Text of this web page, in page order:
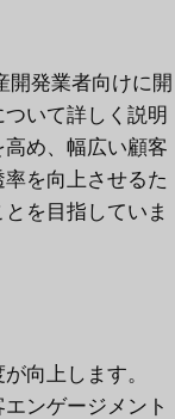
開発業者向けに開
いて詳しく説明
め、幅広い顧客
を向上させるた
を目指していま
向上します。
ンゲージメント